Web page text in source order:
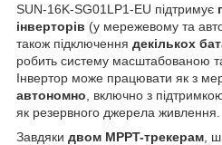
SUN-16K-SG01LP1-EU підтримує
інверторів (у мережевому та
також підключення декількох
робить систему масштабованою
Інвертор може працювати як з
автономно , включно з
як резервного джерела живлення.
Завдяки двом MPPT-трекерам ,